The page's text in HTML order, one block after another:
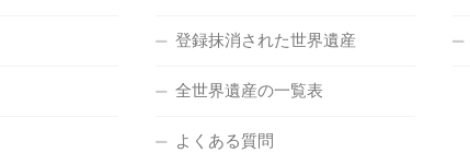
登録抹消された世界遺産
全世界遺産の一覧表
よくある質問